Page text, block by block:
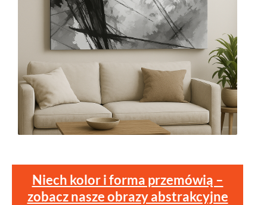
Niech kolor i forma przemówią –
zobacz nasze obrazy abstrakcyjne